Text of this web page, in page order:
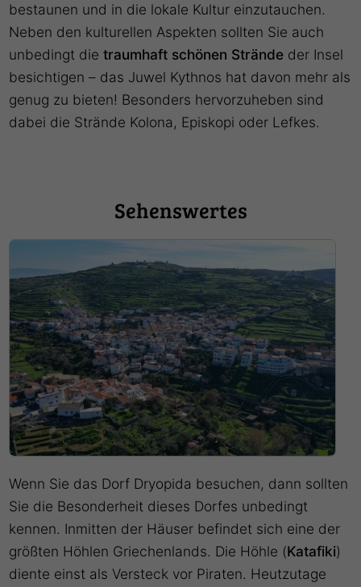
bestaunen und in die lokale Kultur einzutauchen.
Neben den kulturellen Aspekten sollten Sie auch
unbedingt dietraumhaft schönen Strände der Insel
besichtigen – das Juwel Kythnos hat davon mehr als
genug zu bieten! Besonders hervorzuheben sind
dabei die Strände Kolona, Episkopi oder Lefkes.
Sehenswertes
Wenn Sie das Dorf Dryopida besuchen, dann sollten
Sie die Besonderheit dieses Dorfes unbedingt
kennen. Inmitten der Häuser befindet sich eine der
größten Höhlen Griechenlands. Die Höhle (Katafiki)
diente einst als Versteck vor Piraten. Heutzutage